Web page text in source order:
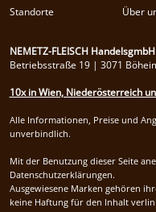
Standorte
Über
NEMETZ-FLEISCH HandelsgmbH
Betriebsstraße 19 | 3071
10x in Wien, Niederösterreich
Alle Informationen, Preise und
unverbindlich.
Mit der Benutzung dieser Seite
Datenschutzerklärungen.
Ausgewiesene Marken gehören
keine Haftung für den Inhalt